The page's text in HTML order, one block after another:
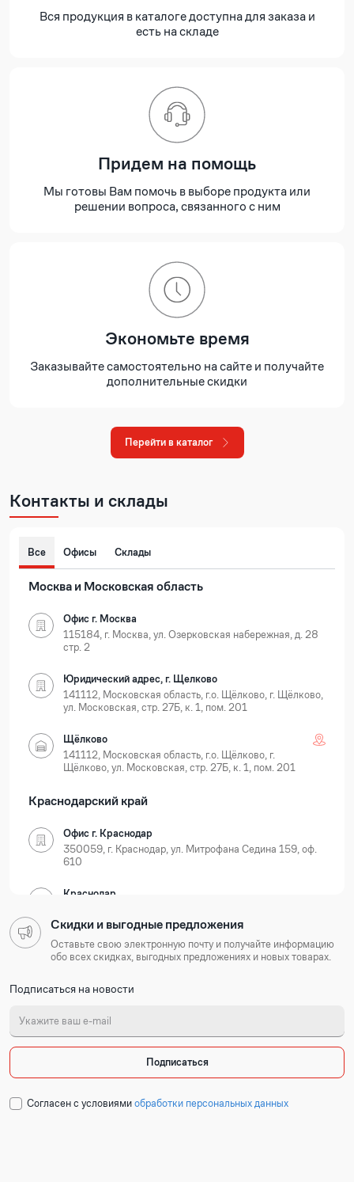
Вся продукция в каталоге доступна для заказа и
есть на складе
Придем на помощь
Мы готовы Вам помочь в выборе продукта или
решении вопроса, связанного с ним
Экономьте время
Заказывайте самостоятельно на сайте и получайте
дополнительные скидки
Перейти в каталог
Контакты и склады
Все Офисы Склады
Москва и Московская область
Офис г. Москва
115184, г. Москва, ул. Озерковская набережная, д. 28
стр. 2
Юридический адрес, г. Щелково
141112, Московская область, г.о. Щёлково, г. Щёлково,
ул. Московская, стр. 27Б, к. 1, пом. 201
Щёлково
141112, Московская область, г.о. Щёлково, г.
Щёлково, ул. Московская, стр. 27Б, к. 1, пом. 201
Краснодарский край
Офис г. Краснодар
350059, г. Краснодар, ул. Митрофана Седина 159, оф.
610
Краснодар
Нижегородская область
603105, г. Нижний Новгород, Ошарская 77А, БЦ
Нижний Новгород
603127, г. Нижний Новгород, ул. Коновалова, д. 6
Скидки и выгодные предложения
Оставьте свою электронную почту и получайте информацию
обо всех скидках, выгодных предложениях и новых товарах.
Подписаться на новости
Подписаться
Cогласен с условиямиобработки персональных данных